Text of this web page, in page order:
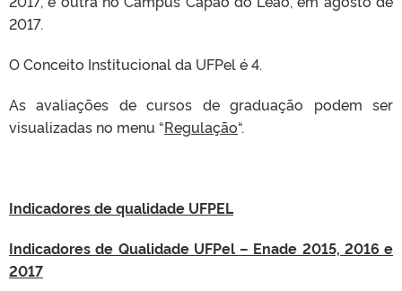
2017.
O Conceito Institucional da UFPel é 4.
As avaliações de cursos de graduação podem ser
visualizadas no menu “Regulação“.
Indicadores de qualidade UFPEL
Indicadores de Qualidade UFPel – Enade 2015, 2016 e
2017